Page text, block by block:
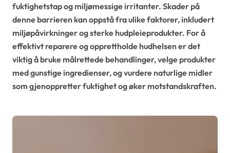
fuktighetstap og miljømessige irritanter. Skader på
denne barrieren kan oppstå fra ulike faktorer, inkludert
miljøpåvirkninger og sterke hudpleieprodukter. For å
effektivt reparere og opprettholde hudhelsen er det
viktig å bruke målrettede behandlinger, velge produkter
med gunstige ingredienser, og vurdere naturlige midler
som gjenoppretter fuktighet og øker motstandskraften.